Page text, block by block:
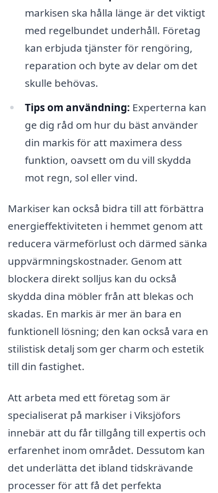
markisen ska hålla länge är det viktigt
med regelbundet underhåll. Företag
kan erbjuda tjänster för rengöring,
reparation och byte av delar om det
skulle behövas.
Tips om användning: Experterna kan
ge dig råd om hur du bäst använder
din markis för att maximera dess
funktion, oavsett om du vill skydda
mot regn, sol eller vind.
Markiser kan också bidra till att förbättra
energieffektiviteten i hemmet genom att
reducera värmeförlust och därmed sänka
uppvärmningskostnader. Genom att
blockera direkt solljus kan du också
skydda dina möbler från att blekas och
skadas. En markis är mer än bara en
funktionell lösning; den kan också vara en
stilistisk detalj som ger charm och estetik
till din fastighet.
Att arbeta med ett företag som är
specialiserat på markiser i Viksjöfors
innebär att du får tillgång till expertis och
erfarenhet inom området. Dessutom kan
det underlätta det ibland tidskrävande
processer för att få det perfekta